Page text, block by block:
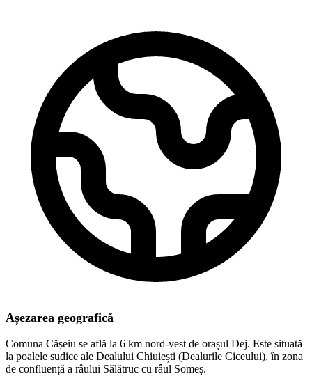
Așezarea geografică
Comuna Cășeiu se află la 6 km nord-vest de orașul Dej. Este situată
la poalele sudice ale Dealului Chiuiești (Dealurile Ciceului), în zona
de confluență a râului Sălătruc cu râul Someș.